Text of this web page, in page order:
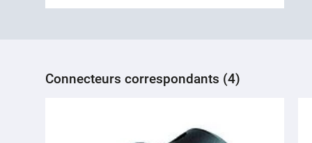
Connecteurs correspondants (4)